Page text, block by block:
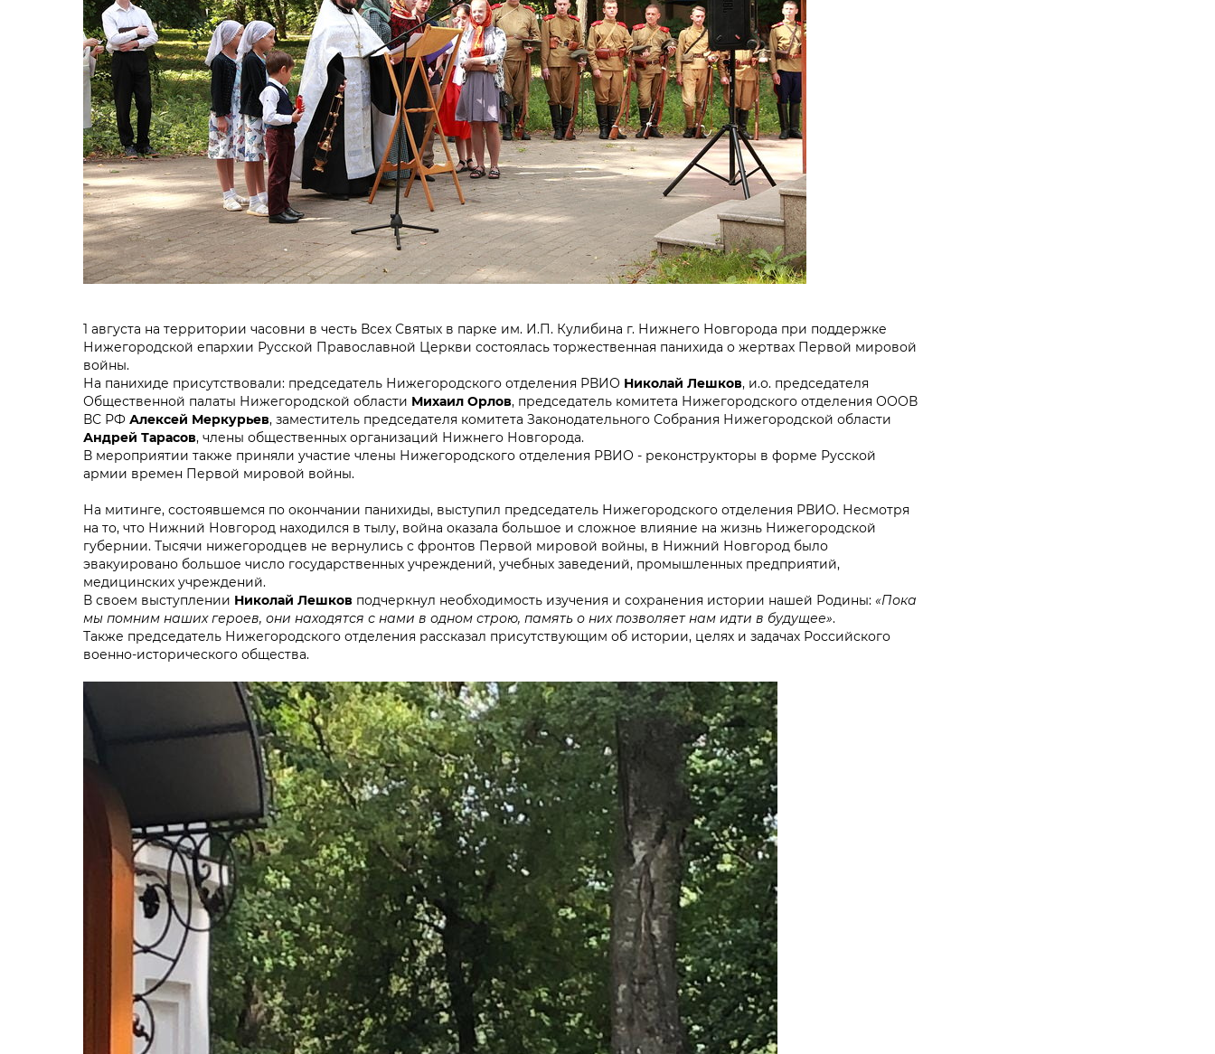
1 августа на территории часовни в честь Всех Святых в парке им. И.П. Кулибина г. Нижнего Новгорода при поддержке
Нижегородской епархии Русской Православной Церкви состоялась торжественная панихида о жертвах Первой мировой
войны.
На панихиде присутствовали: председатель Нижегородского отделения РВИО Николай Лешков, и.о. председателя
Общественной палаты Нижегородской области Михаил Орлов, председатель комитета Нижегородского отделения ОООВ
ВС РФ Алексей Меркурьев, заместитель председателя комитета Законодательного Собрания Нижегородской области
Андрей Тарасов, члены общественных организаций Нижнего Новгорода.
В мероприятии также приняли участие члены Нижегородского отделения РВИО - реконструкторы в форме Русской
армии времен Первой мировой войны.
На митинге, состоявшемся по окончании панихиды, выступил председатель Нижегородского отделения РВИО. Несмотря
на то, что Нижний Новгород находился в тылу, война оказала большое и сложное влияние на жизнь Нижегородской
губернии. Тысячи нижегородцев не вернулись с фронтов Первой мировой войны, в Нижний Новгород было
эвакуировано большое число государственных учреждений, учебных заведений, промышленных предприятий,
медицинских учреждений.
В своем выступлении Николай Лешков подчеркнул необходимость изучения и сохранения истории нашей Родины: «Пока
мы помним наших героев, они находятся с нами в одном строю, память о них позволяет нам идти в будущее».
Также председатель Нижегородского отделения рассказал присутствующим об истории, целях и задачах Российского
военно-исторического общества.